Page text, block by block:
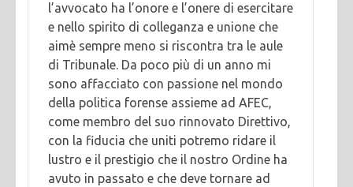
l’avvocato ha l’onore e l’onere di esercitare
e nello spirito di colleganza e unione che
aimè sempre meno si riscontra tra le aule
di Tribunale. Da poco più di un anno mi
sono affacciato con passione nel mondo
della politica forense assieme ad AFEC,
come membro del suo rinnovato Direttivo,
con la fiducia che uniti potremo ridare il
lustro e il prestigio che il nostro Ordine ha
avuto in passato e che deve tornare ad